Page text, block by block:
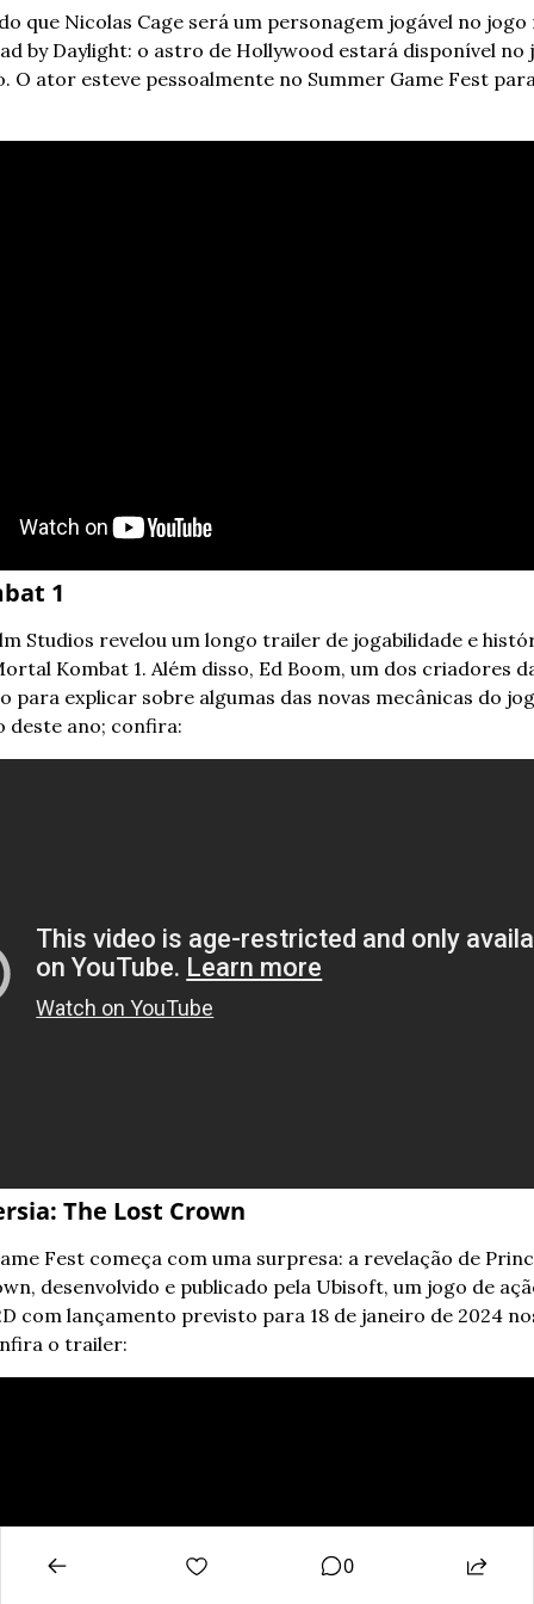
que Nicolas Cage será um personagem jogável no
by Daylight: o astro de Hollywood estará disponível
O ator esteve pessoalmente no Summer Game Fest
1
Studios revelou um longo trailer de jogabilidade e
Kombat 1. Além disso, Ed Boom, um dos criadores
para explicar sobre algumas das novas mecânicas do
deste ano; confira:
The Lost Crown
Fest começa com uma surpresa: a revelação de
desenvolvido e publicado pela Ubisoft, um jogo de
com lançamento previsto para 18 de janeiro de 2024
o trailer:
0